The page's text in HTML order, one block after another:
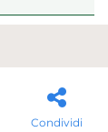
Condividi